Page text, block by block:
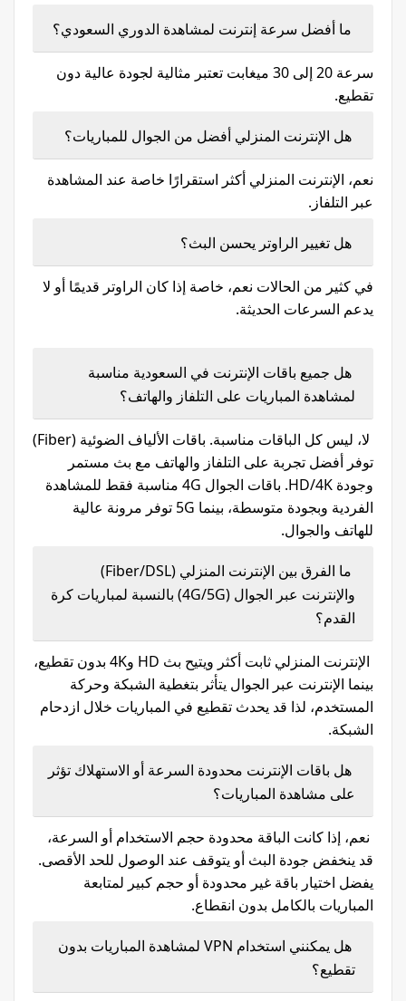
ما أفضل سرعة إنترنت لمشاهدة الدوري السعودي؟
سرعة 20 إلى 30 ميغابت تعتبر مثالية لجودة عالية دون
تقطيع.
هل الإنترنت المنزلي أفضل من الجوال للمباريات؟
نعم، الإنترنت المنزلي أكثر استقرارًا خاصة عند المشاهدة
عبر التلفاز.
هل تغيير الراوتر يحسن البث؟
في كثير من الحالات نعم، خاصة إذا كان الراوتر قديمًا أو لا
يدعم السرعات الحديثة.
هل جميع باقات الإنترنت في السعودية مناسبة
لمشاهدة المباريات على التلفاز والهاتف؟
لا، ليس كل الباقات مناسبة. باقات الألياف الضوئية (Fiber)
توفر أفضل تجربة على التلفاز والهاتف مع بث مستمر
وجودة HD/4K. باقات الجوال 4G مناسبة فقط للمشاهدة
الفردية وبجودة متوسطة، بينما 5G توفر مرونة عالية
للهاتف والجوال.
ما الفرق بين الإنترنت المنزلي (Fiber/DSL)
والإنترنت عبر الجوال (4G/5G) بالنسبة لمباريات كرة
القدم؟
الإنترنت المنزلي ثابت أكثر ويتيح بث HD و4K بدون تقطيع،
بينما الإنترنت عبر الجوال يتأثر بتغطية الشبكة وحركة
المستخدم، لذا قد يحدث تقطيع في المباريات خلال ازدحام
الشبكة.
هل باقات الإنترنت محدودة السرعة أو الاستهلاك تؤثر
على مشاهدة المباريات؟
نعم، إذا كانت الباقة محدودة حجم الاستخدام أو السرعة،
قد ينخفض جودة البث أو يتوقف عند الوصول للحد الأقصى.
يفضل اختيار باقة غير محدودة أو حجم كبير لمتابعة
المباريات بالكامل بدون انقطاع.
هل يمكنني استخدام VPN لمشاهدة المباريات بدون
تقطيع؟